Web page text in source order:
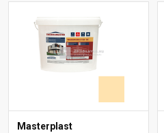
Masterplast